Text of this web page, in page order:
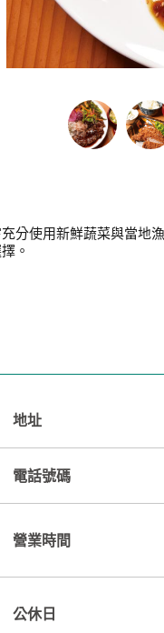
分使用新鮮蔬菜與當地
。
地址
電話號碼
營業時間
公休日